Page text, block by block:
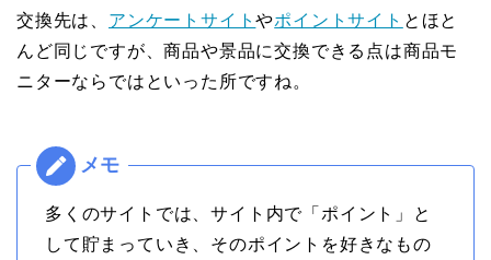
交換先は、 アンケートサイトやポイントサイト とほと
んど同じですが、商品や景品に交換できる点は商品モ
ニターならではといった所ですね。
多くのサイトでは、サイト内で「ポイント」と
して貯まっていき、そのポイントを好きなもの